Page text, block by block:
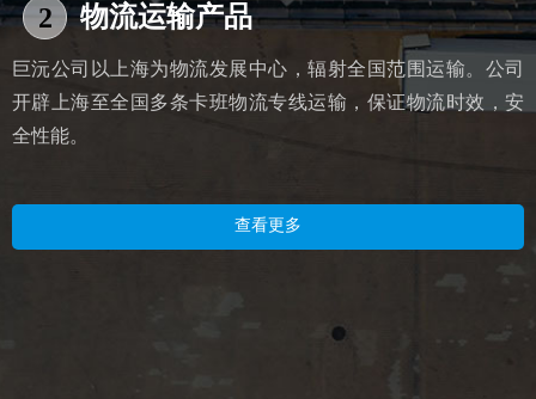
2
巨沅公司以上海为物流发展中心，辐射全国范围运输。公司
开辟上海至全国多条卡班物流专线运输，保证物流时效，安
全性能。
查看更多
物流运输产品